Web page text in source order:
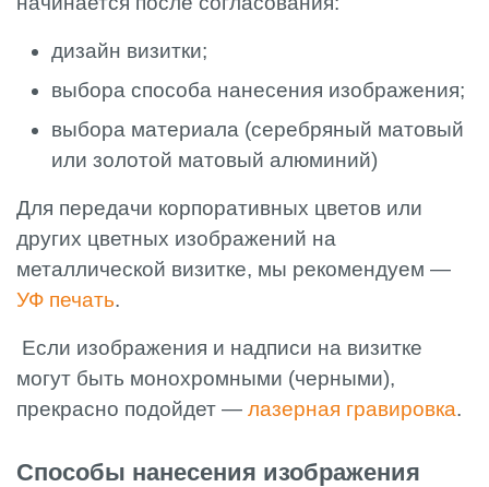
дизайн визитки;
выбора способа нанесения изображения;
выбора материала (серебряный матовый
или золотой матовый алюминий)
Для передачи корпоративных цветов или
других цветных изображений на
металлической визитке, мы рекомендуем —
УФ печать.
Если изображения и надписи на визитке
могут быть монохромными (черными),
прекрасно подойдет — лазерная гравировка.
Способы нанесения изображения